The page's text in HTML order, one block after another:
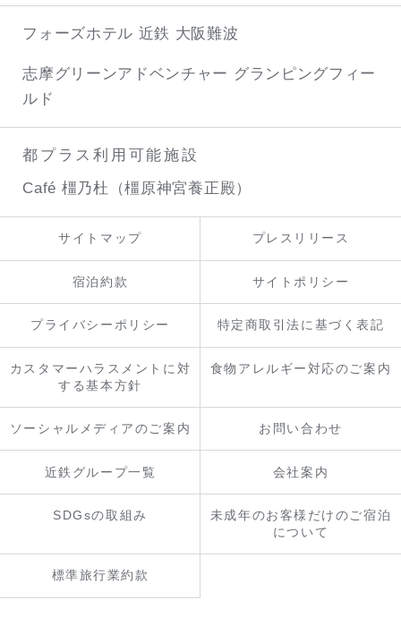
フォーズホテル 近鉄 大阪難波
志摩グリーンアドベンチャー グランピングフィー
ルド
都プラス利用可能施設
Café 橿乃杜（橿原神宮養正殿）
サイトマップ プレスリリース
宿泊約款 サイトポリシー
プライバシーポリシー 特定商取引法に基づく表記
カスタマーハラスメントに対
する基本方針
食物アレルギー対応のご案内
ソーシャルメディアのご案内 お問い合わせ
近鉄グループ一覧 会社案内
SDGsの取組み
未成年のお客様だけのご宿泊
について
標準旅行業約款